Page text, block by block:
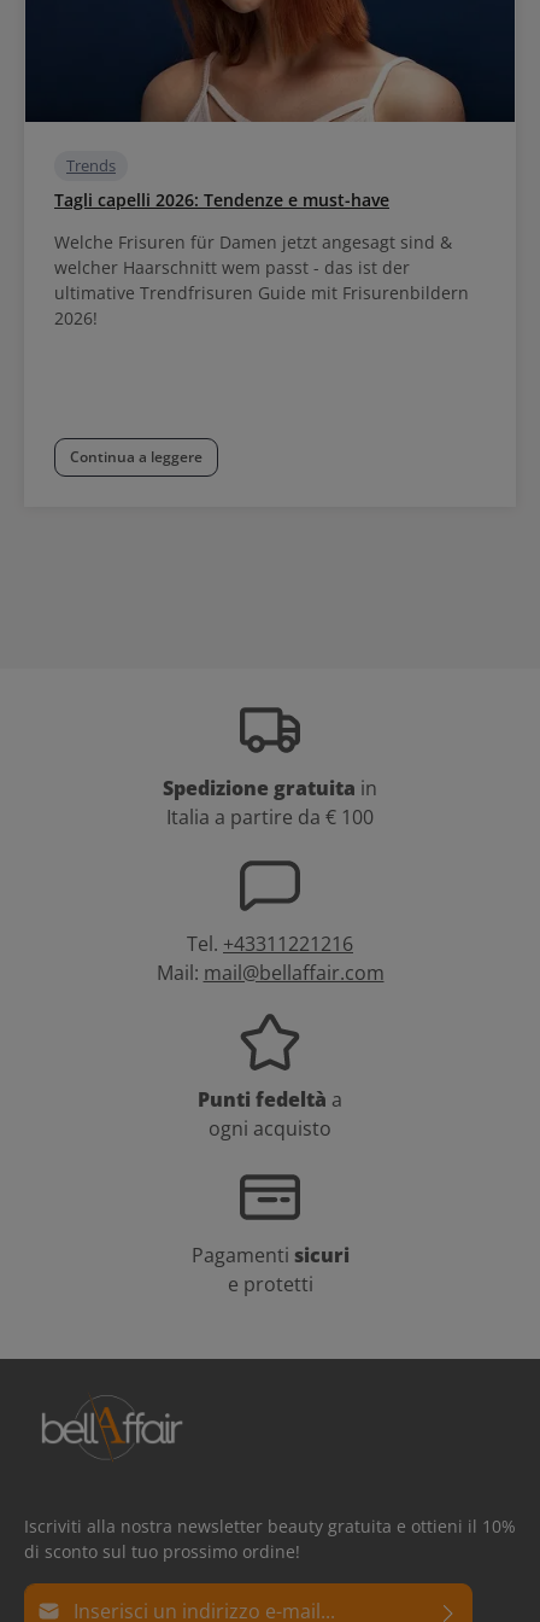
Trends
Tagli capelli 2026: Tendenze e must-have
Welche Frisuren für Damen jetzt angesagt sind &
welcher Haarschnitt wem passt - das ist der
ultimative Trendfrisuren Guide mit Frisurenbildern
2026!
Continua a leggere
Spedizione gratuita in
Italia a partire da € 100
Tel. +43311221216
Mail: mail@bellaffair.com
Punti fedeltà a
ogni acquisto
Pagamenti sicuri
e protetti
Iscriviti alla nostra newsletter beauty gratuita e ottieni il 10%
di sconto sul tuo prossimo ordine!
Indirizzo e-mail*